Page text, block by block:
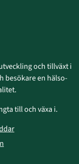
och tillväxt i
besökare en hälso-
till och växa i.